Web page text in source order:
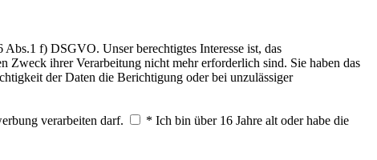
f) DSGVO. Unser berechtigtes Interesse ist, das
Zweck ihrer Verarbeitung nicht mehr erforderlich sind. Sie haben das
der Daten die Berichtigung oder bei unzulässiger
verarbeiten darf.
* Ich bin über 16 Jahre alt oder habe die